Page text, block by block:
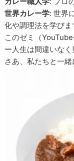
世界カレー学: 世界
化や調理法を学びま
このゼミ（
ー人生は間違いなく
さあ、私たちと一